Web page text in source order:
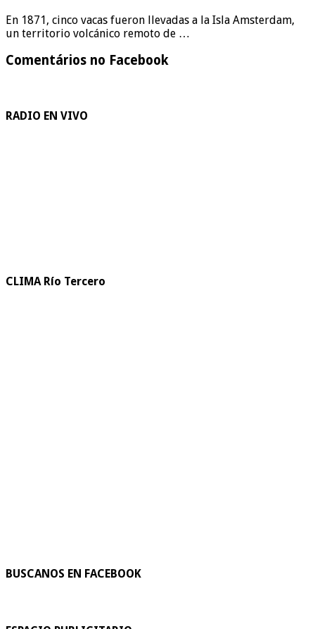
En 1871, cinco vacas fueron llevadas a la Isla Amsterdam,
un territorio volcánico remoto de …
Comentários no Facebook
RADIO EN VIVO
CLIMA Río Tercero
BUSCANOS EN FACEBOOK